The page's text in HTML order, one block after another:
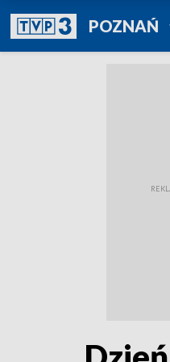
POZNAŃ
TVP